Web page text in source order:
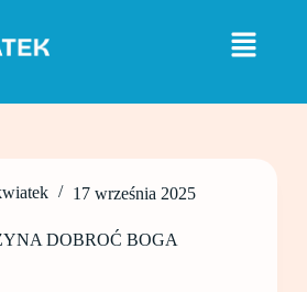
17 września 2025
DOBROĆ BOGA